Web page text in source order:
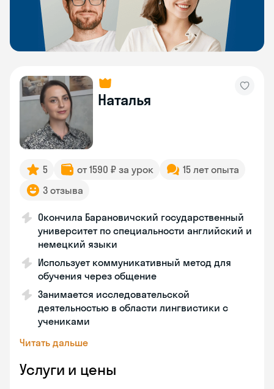
Наталья
5 от 1590 ₽ за урок
15 лет опыта
3 отзыва
Окончила Барановичский государственный
университет по специальности английский и
немецкий языки
Использует коммуникативный метод для
обучения через общение
Занимается исследовательской
деятельностью в области лингвистики с
учениками
Читать дальше
Услуги и цены